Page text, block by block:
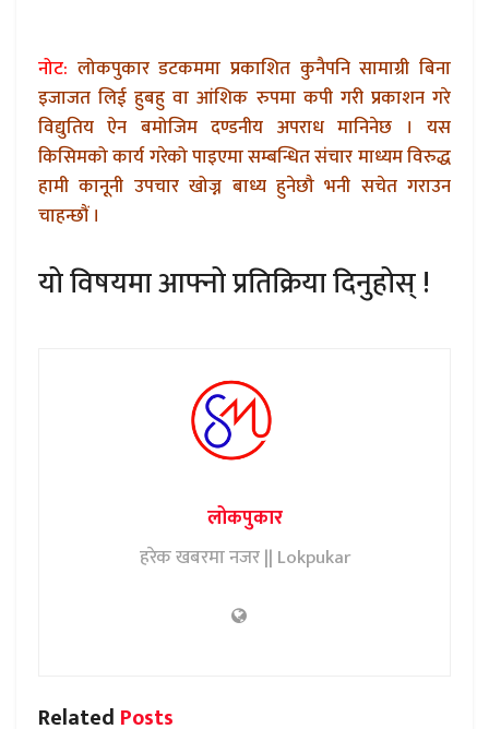
नोट: लोकपुकार डटकममा प्रकाशित कुनैपनि सामाग्री बिना
इजाजत लिई हुबहु वा आंशिक रुपमा कपी गरी प्रकाशन गरे
विद्युतिय ऐन बमोजिम दण्डनीय अपराध मानिनेछ । यस
किसिमको कार्य गरेको पाइएमा सम्बन्धित संचार माध्यम विरुद्ध
हामी कानूनी उपचार खोज्न बाध्य हुनेछौ भनी सचेत गराउन
चाहन्छौं ।
यो विषयमा आफ्नो प्रतिक्रिया दिनुहोस् !
लोकपुकार
हरेक खबरमा नजर || Lokpukar
Related Posts